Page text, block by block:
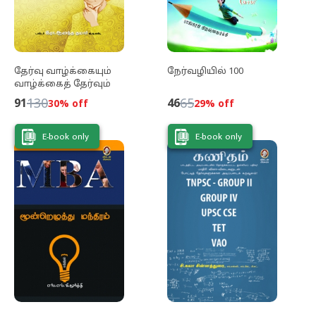
தேர்வு வாழ்க்கையும்
வாழ்க்கைத் தேர்வும்
9113030% off
நேர்வழியில் 100
466529% off
E-book only E-book only